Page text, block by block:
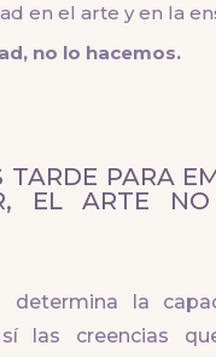
en el arte y en la
no lo hacemos.
TARDE PARA
EL ARTE NO
determina la
las creencias